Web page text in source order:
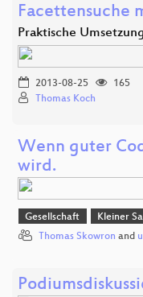
Facettensuche
Praktische
2013-08-25
165
Thomas Koch
Wenn guter
wird.
Gesellschaft Kleiner
Thomas Skowron and